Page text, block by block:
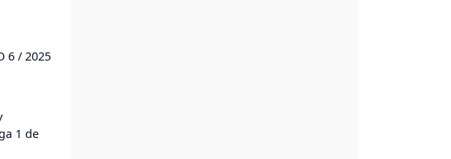
6 / 2025
1 de